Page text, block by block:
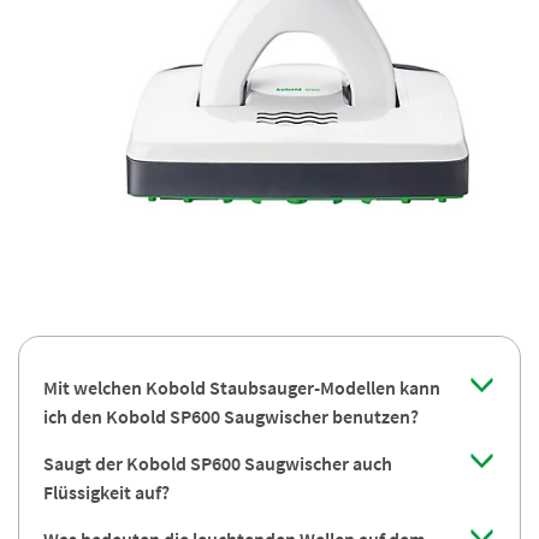
Mit welchen Kobold Staubsauger-Modellen kann
ich den Kobold SP600 Saugwischer benutzen?
Saugt der Kobold SP600 Saugwischer auch
Flüssigkeit auf?